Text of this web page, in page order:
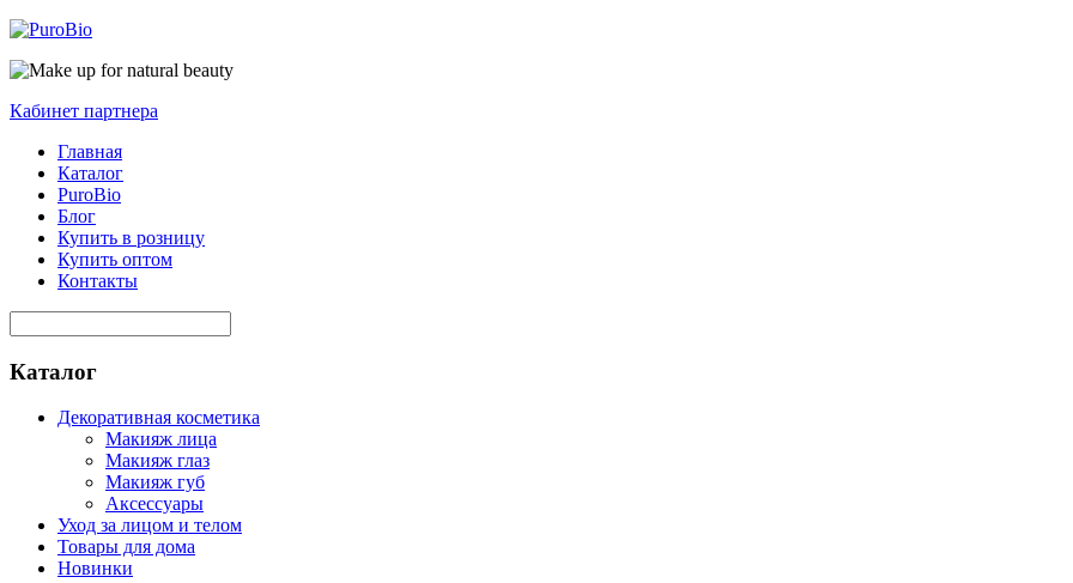
Кабинет партнера
Главная
Каталог
PuroBio
Блог
Купить в розницу
Купить оптом
Контакты
Каталог
Декоративная косметика
Макияж лица
Макияж глаз
Макияж губ
Аксессуары
Уход за лицом и телом
Товары для дома
Новинки